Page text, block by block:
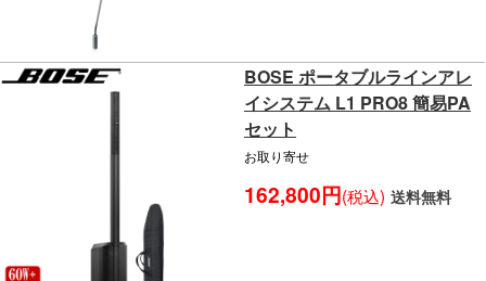
BOSE ポータブルラインアレ
イシステム L1 PRO8 簡易PA
セット
お取り寄せ
162,800円(税込) 送料無料